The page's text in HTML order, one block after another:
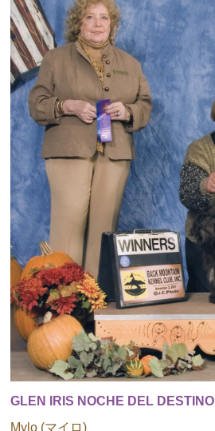
GLEN IRIS NOCHE DEL DESTINO
Mylo (マイロ)